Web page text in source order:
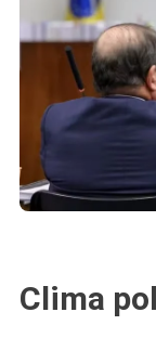
Clima